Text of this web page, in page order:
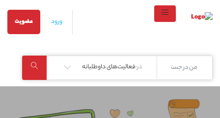
ورود عضویت
در:فعالیت‌های داوطلبانه